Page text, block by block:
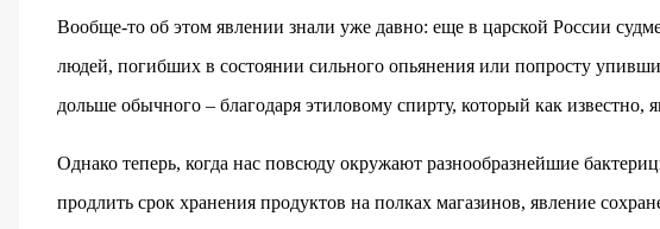
Вообще-то об этом явлении знали уже давно: еще в царской России
людей, погибших в состоянии сильного опьянения или попросту
дольше обычного – благодаря этиловому спирту, который как известно,
Однако теперь, когда нас повсюду окружают разнообразнейшие
продлить срок хранения продуктов на полках магазинов, явление